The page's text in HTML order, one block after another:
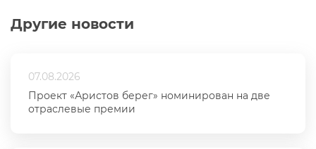
Другие новости
07.08.2026
Проект «Аристов берег» номинирован на две
отраслевые премии